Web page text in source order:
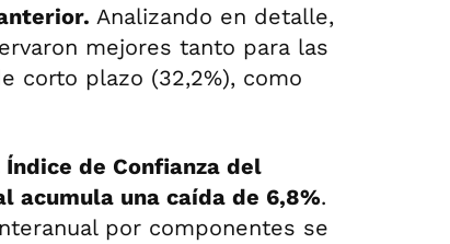
Analizando en detalle,
mejores tanto para las
corto plazo (32,2%), como
de Confianza del
acumula una caída de 6,8%.
por componentes se